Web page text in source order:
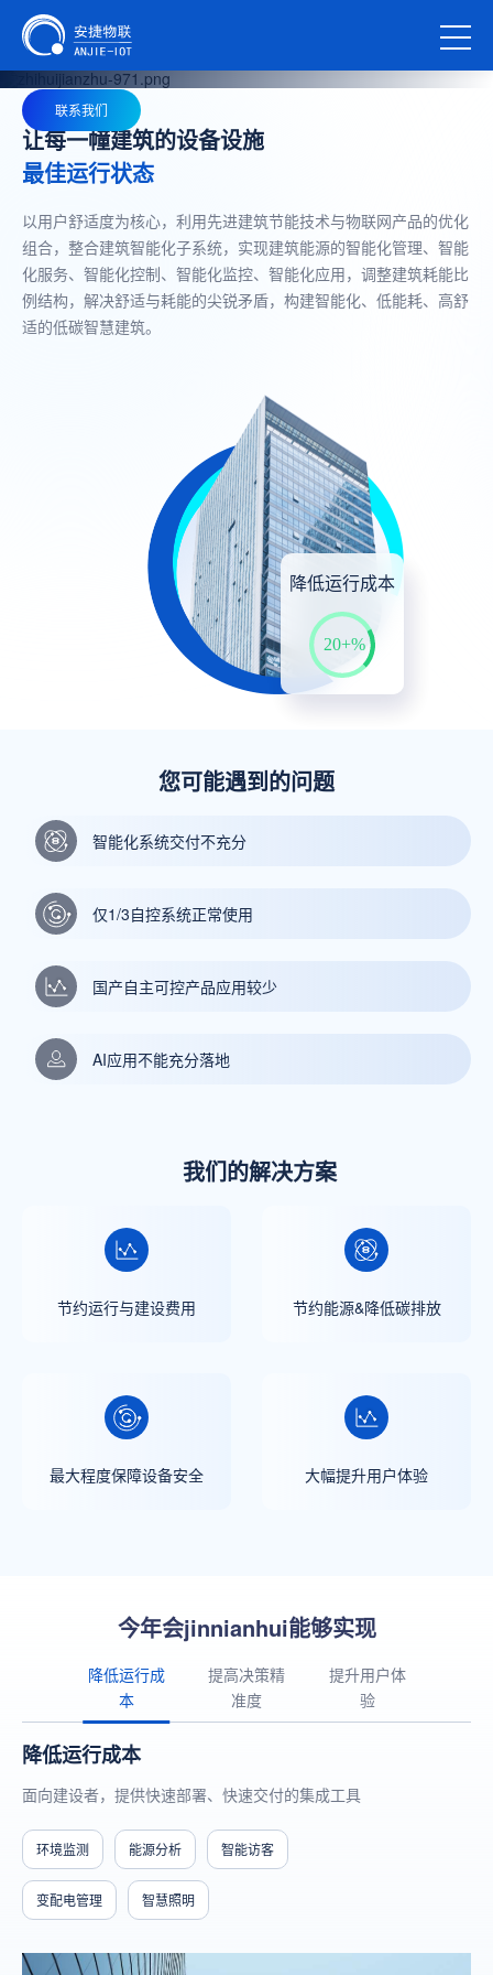
智慧建筑解决方案
联系我们
让每一幢建筑的设备设施
最佳运行状态
以用户舒适度为核心，利用先进建筑节能技术与物联网产品的优化
组合，整合建筑智能化子系统，实现建筑能源的智能化管理、智能
化服务、智能化控制、智能化监控、智能化应用，调整建筑耗能比
例结构，解决舒适与耗能的尖锐矛盾，构建智能化、低能耗、高舒
适的低碳智慧建筑。
降低运行成本
20+%
您可能遇到的问题
智能化系统交付不充分
仅1/3自控系统正常使用
国产自主可控产品应用较少
AI应用不能充分落地
我们的解决方案
节约运行与建设费用 节约能源&降低碳排放
最大程度保障设备安全 大幅提升用户体验
今年会jinnianhui能够实现
降低运行成
本
提高决策精
准度
提升用户体
验
降低运行成本
面向建设者，提供快速部署、快速交付的集成工具
环境监测 能源分析 智能访客
变配电管理 智慧照明